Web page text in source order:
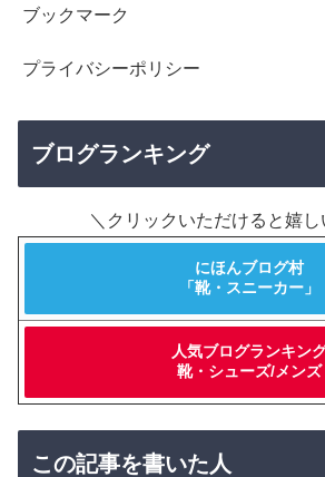
ブックマーク
プライバシーポリシー
ブログランキング
＼クリックいただけると嬉し
にほんブログ村
「靴・スニーカー」
人気ブログランキン
靴・シューズ/メンズ
この記事を書いた人